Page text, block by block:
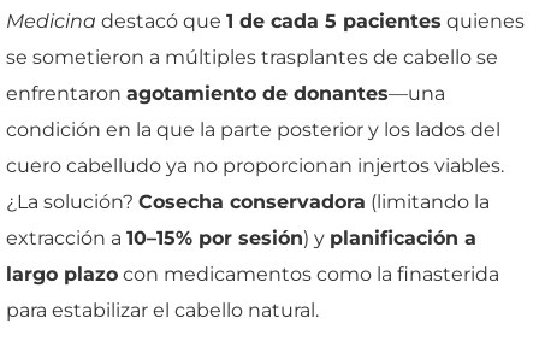
Medicina destacó que 1 de cada 5 pacientes quienes
se sometieron a múltiples trasplantes de cabello se
enfrentaron agotamiento de donantes—una
condición en la que la parte posterior y los lados del
cuero cabelludo ya no proporcionan injertos viables.
¿La solución? Cosecha conservadora (limitando la
extracción a 10–15% por sesión) y planificación a
largo plazo con medicamentos como la finasterida
para estabilizar el cabello natural.